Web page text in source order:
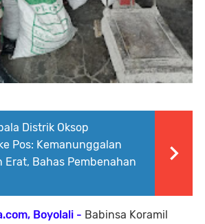
Distrik Oksop
Pos: Kemanunggalan
Erat, Bahas Pembenahan
Boyolali - Babinsa Koramil